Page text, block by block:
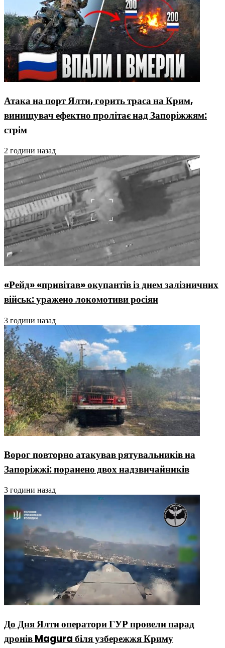
Атака на порт Ялти, горить траса на Крим,
винищувач ефектно пролітає над Запоріжжям:
стрім
2 години назад
«Рейд» «привітав» окупантів із днем залізничних
військ: уражено локомотиви росіян
3 години назад
Ворог повторно атакував рятувальників на
Запоріжжі: поранено двох надзвичайників
3 години назад
До Дня Ялти оператори ГУР провели парад
дронів Magura біля узбережжя Криму